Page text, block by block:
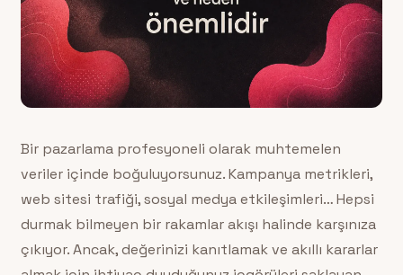
Bir pazarlama profesyoneli olarak muhtemelen
veriler içinde boğuluyorsunuz. Kampanya metrikleri,
web sitesi trafiği, sosyal medya etkileşimleri… Hepsi
durmak bilmeyen bir rakamlar akışı halinde karşınıza
çıkıyor. Ancak, değerinizi kanıtlamak ve akıllı kararlar